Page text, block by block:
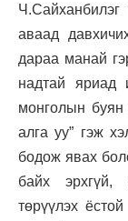
аваад
дараа манай
надтай яриад
монголын
алга уу” гэж
бодож явах
байх эрхгүй,
төрүүлэх